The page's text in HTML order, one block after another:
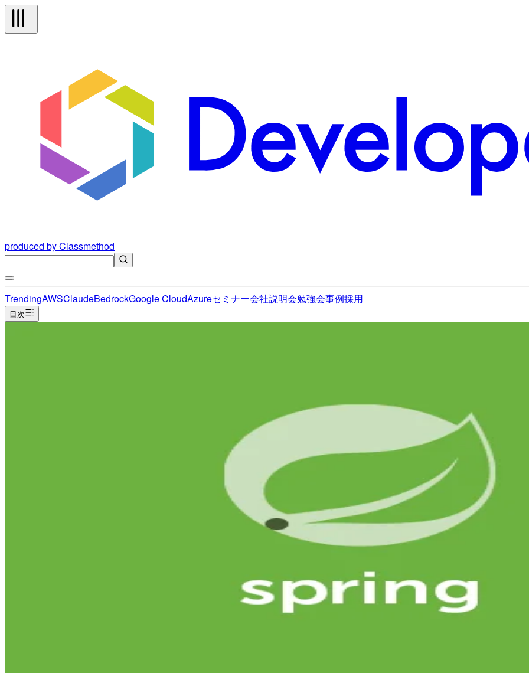
produced by Classmethod
TrendingAWSClaudeBedrockGoogle CloudAzureセミナー会社説明会勉強会事例採用
目次